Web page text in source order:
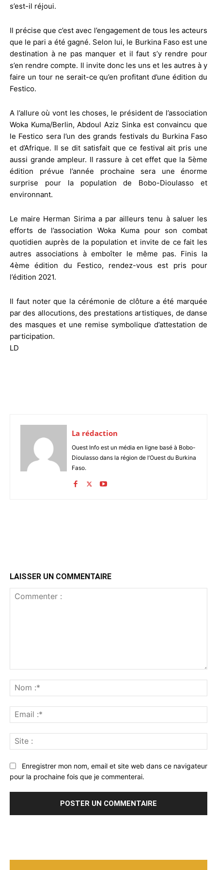
s’est-il réjoui.
Il précise que c’est avec l’engagement de tous les acteurs
que le pari a été gagné. Selon lui, le Burkina Faso est une
destination à ne pas manquer et il faut s’y rendre pour
s’en rendre compte. Il invite donc les uns et les autres à y
faire un tour ne serait-ce qu’en profitant d’une édition du
Festico.
A l’allure où vont les choses, le président de l’association
Woka Kuma/Berlin, Abdoul Aziz Sinka est convaincu que
le Festico sera l’un des grands festivals du Burkina Faso
et d’Afrique. Il se dit satisfait que ce festival ait pris une
aussi grande ampleur. Il rassure à cet effet que la 5ème
édition prévue l’année prochaine sera une énorme
surprise pour la population de Bobo-Dioulasso et
environnant.
Le maire Herman Sirima a par ailleurs tenu à saluer les
efforts de l’association Woka Kuma pour son combat
quotidien auprès de la population et invite de ce fait les
autres associations à emboîter le même pas. Finis la
4ème édition du Festico, rendez-vous est pris pour
l’édition 2021.
Il faut noter que la cérémonie de clôture a été marquée
par des allocutions, des prestations artistiques, de danse
des masques et une remise symbolique d’attestation de
participation.
LD
La rédaction
Ouest Info est un média en ligne basé à Bobo-
Dioulasso dans la région de l’Ouest du Burkina
Faso.
LAISSER UN COMMENTAIRE
:*
:*
:
Enregistrer mon nom, email et site web dans ce navigateur
pour la prochaine fois que je commenterai.